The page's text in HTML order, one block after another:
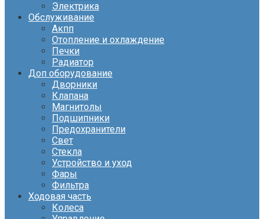
Электрика
Обслуживание
Акпп
Отопление и охлаждение
Печки
Радиатор
Доп оборудование
Дворники
Клапана
Магнитолы
Подшипники
Предохранители
Свет
Стекла
Устройство и уход
Фары
Фильтра
Ходовая часть
Колеса